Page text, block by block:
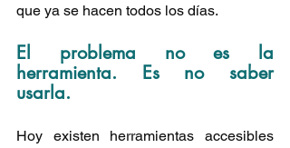
que ya se hacen todos los días.
El problema no es la
herramienta. Es no saber
usarla.
Hoy existen herramientas accesibles